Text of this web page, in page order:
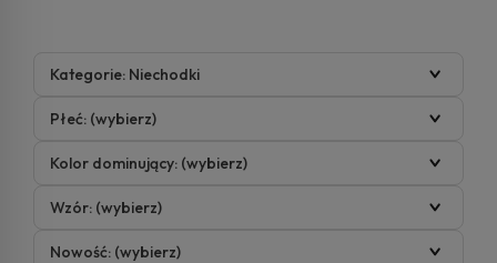
Kategorie: Niechodki
Płeć: (wybierz)
Kolor dominujący: (wybierz)
Wzór: (wybierz)
Nowość: (wybierz)